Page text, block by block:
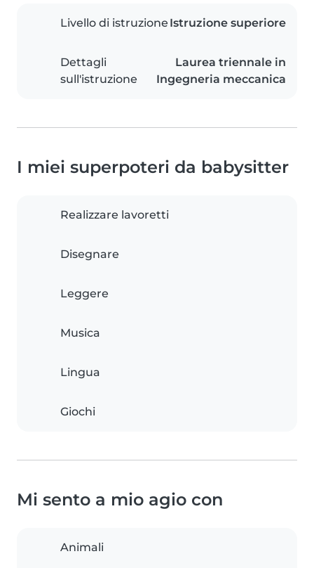
Livello di istruzione Istruzione superiore
Dettagli
sull'istruzione
Laurea triennale in
Ingegneria meccanica
I miei superpoteri da babysitter
Realizzare lavoretti
Disegnare
Leggere
Musica
Lingua
Giochi
Mi sento a mio agio con
Animali